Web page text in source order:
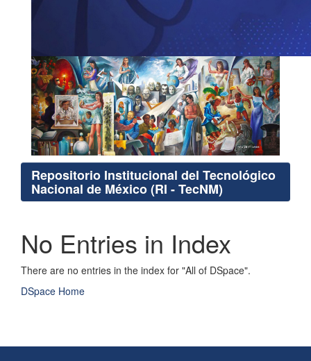
Repositorio Institucional del Tecnológico
Nacional de México (RI - TecNM)
No Entries in Index
There are no entries in the index for "All of DSpace".
DSpace Home